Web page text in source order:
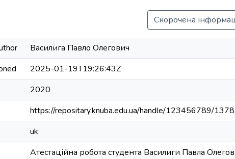
Скорочена
Василига Павло Олегович
2025-01-19T19:26:43Z
2020
https://repositary.knuba.edu.ua/handle/123456789/
uk
Атестаційна робота студента Василиги Павла